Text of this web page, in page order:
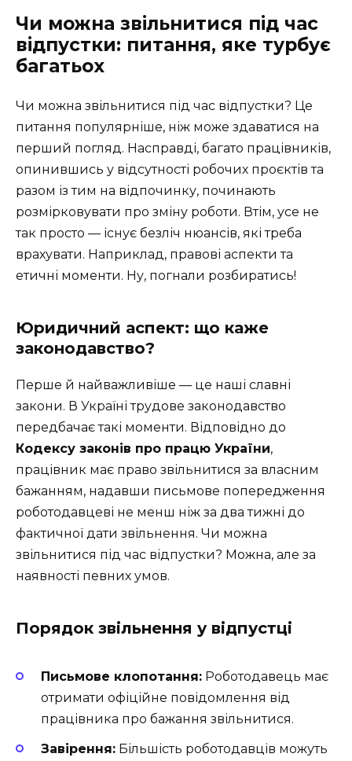
Чи можна звільнитися під час
відпустки: питання, яке турбує
багатьох
Чи можна звільнитися під час відпустки? Це
питання популярніше, ніж може здаватися на
перший погляд. Насправді, багато працівників,
опинившись у відсутності робочих проєктів та
разом із тим на відпочинку, починають
розмірковувати про зміну роботи. Втім, усе не
так просто — існує безліч нюансів, які треба
врахувати. Наприклад, правові аспекти та
етичні моменти. Ну, погнали розбиратись!
Юридичний аспект: що каже
законодавство?
Перше й найважливіше — це наші славні
закони. В Україні трудове законодавство
передбачає такі моменти. Відповідно до
Кодексу законів про працю України,
працівник має право звільнитися за власним
бажанням, надавши письмове попередження
роботодавцеві не менш ніж за два тижні до
фактичної дати звільнення. Чи можна
звільнитися під час відпустки? Можна, але за
наявності певних умов.
Порядок звільнення у відпустці
Письмове клопотання: Роботодавець має
отримати офіційне повідомлення від
працівника про бажання звільнитися.
Завірення: Більшість роботодавців можуть